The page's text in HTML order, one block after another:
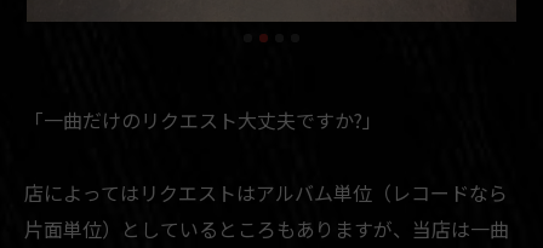
「一曲だけのリクエスト大丈夫ですか?」
店によってはリクエストはアルバム単位（レコードなら
片面単位）としているところもありますが、当店は一曲